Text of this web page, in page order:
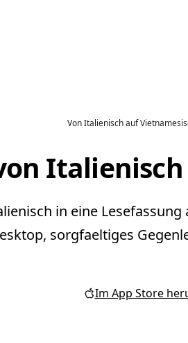
Von Italienisch auf
in eine
sorgfaeltiges
Im App Store